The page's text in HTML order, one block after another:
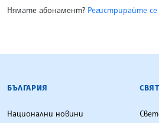
Нямате абонамент? Регистрирайте се
БЪЛГАРСКА
БЪЛГАРИЯ
Национални новини
СВЯТ